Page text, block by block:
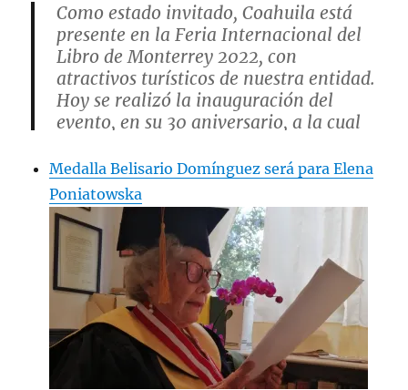
Como estado invitado, Coahuila está
presente en la Feria Internacional del
Libro de Monterrey 2022, con
atractivos turísticos de nuestra entidad.
Hoy se realizó la inauguración del
evento, en su 30 aniversario, a la cual
pic.twitter.com/CpwNz8EW7s
— Secretaría de Turismo y Pueblos
Mágicos Coahuila (@SeTurCoah)
October 8, 2022
Medalla Belisario Domínguez será para Elena
Poniatowska